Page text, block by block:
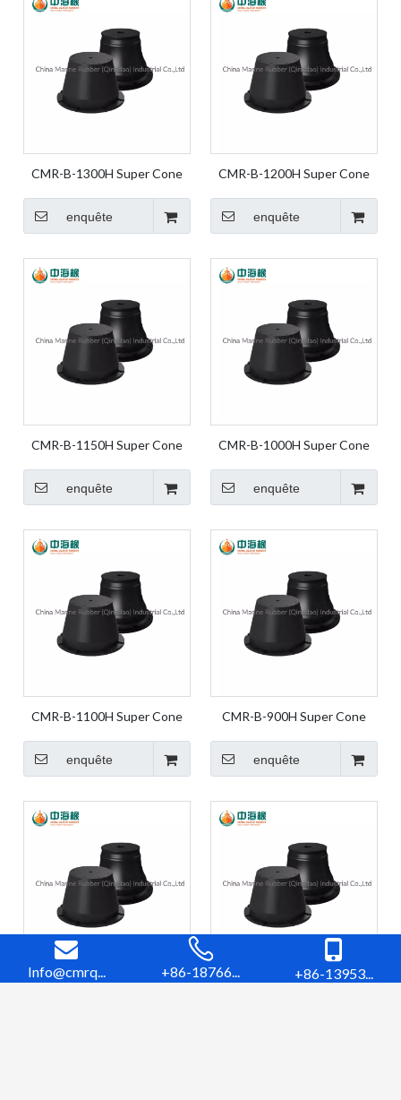
CMR-B-1300H Super Cone
Fender Marine Rubber Fender
Dock Fender for Dock and
Harbor
enquête
CMR-B-1200H Super Cone
Fender Marine Rubber Fender
Dock Fender for Dock and
Harbor
enquête
CMR-B-1150H Super Cone
Fender Marine Rubber Fender
Dock Fender for Dock and
Harbor
enquête
CMR-B-1000H Super Cone
Fender Marine Rubber Fender
Dock Fender for Dock and
Harbor
enquête
CMR-B-1100H Super Cone
Fender Marine Rubber Fender
Dock Fender for Dock and
Harbor
enquête
CMR-B-900H Super Cone
Fender Marine Rubber Fender
Dock Fender for Dock and
Harbor
enquête
CMR-B-800H Super Cone
CMR-B-700H Super Cone
Info@cmrq... +86-18766... +86-13953...